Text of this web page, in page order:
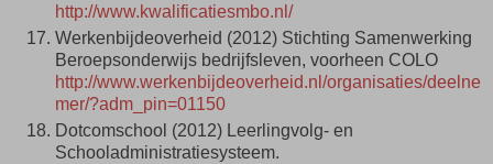
http://www.kwalificatiesmbo.nl/
Werkenbijdeoverheid (2012) Stichting Samenwerking
Beroepsonderwijs bedrijfsleven, voorheen COLO
http://www.werkenbijdeoverheid.nl/organisaties/deelne
mer/?adm_pin=01150
Dotcomschool (2012) Leerlingvolg- en
Schooladministratiesysteem.